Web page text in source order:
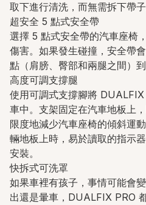
取下進行清洗，而無需拆下帶子
超安全 5 點式安全帶
選擇 5 點式安全帶的汽車座椅
傷害。如果發生碰撞，安全帶
點（肩膀、臀部和兩腿之間）到
高度可調支撐腿
使用可調式支撐腳將
車中。支架固定在汽車地板上
限度地減少汽車座椅的傾斜運
輛地板上時，易於讀取的指示
安裝。
快拆式可洗罩
如果車裡有孩子，事情可能會
出還是暈車，DUALFIX PRO